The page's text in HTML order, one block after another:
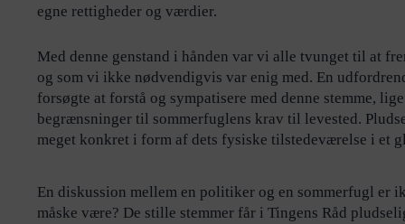
egne rettigheder og værdier.
Med denne genstand i hånden var vi alle tvunget til at
og som vi ikke nødvendigvis var enig med. En
forsøgte at forstå og sympatisere med denne stemme,
begrænsninger til sommerfuglens krav til levested.
meget konkret i form af dets fysiske tilstedeværelse i et
En diskussion mellem en politiker og en sommerfugl er
måske være? De stille stemmer får i Tingens Råd